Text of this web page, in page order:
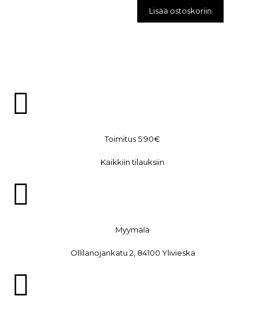
Lisää ostoskoriin
Toimitus 5.90€
Kaikkiin tilauksiin
Myymälä
Ollilanojankatu 2, 84100 Ylivieska